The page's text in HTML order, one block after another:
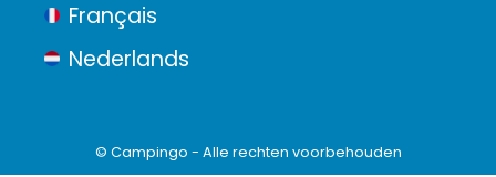
Français
Nederlands
© Campingo - Alle rechten voorbehouden